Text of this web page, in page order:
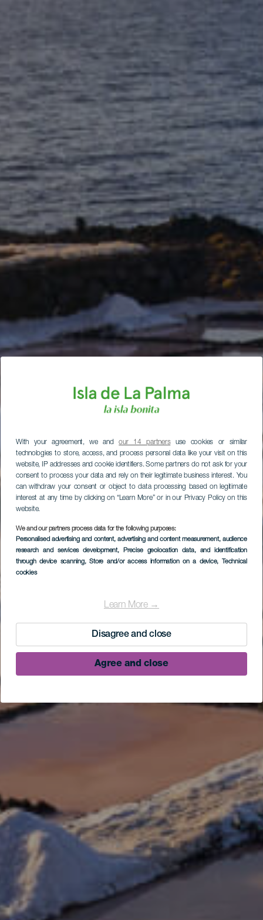
With your agreement, we andour 14 partnersuse cookies or similar
technologies to store, access, and process personal data like your visit on this
website, IP addresses and cookie identifiers. Some partners do not ask for your
consent to process your data and rely on their legitimate business interest. You
can withdraw your consent or object to data processing based on legitimate
interest at any time by clicking on “Learn More” or in our Privacy Policy on this
website.
We and our partners process data for the following purposes:
Personalised advertising and content, advertising and content measurement, audience
research and services development, Precise geolocation data, and identification
through device scanning, Store and/or access information on a device, Technical
cookies
Learn More →
Disagree and close
Agree and close